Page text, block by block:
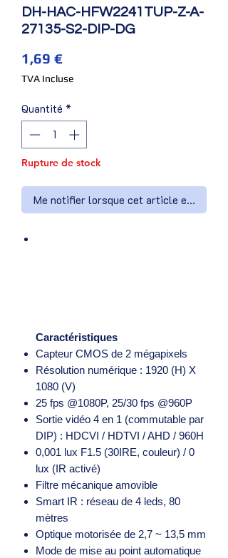
DH-HAC-HFW2241TUP-Z-A-
27135-S2-DIP-DG
1,69 €Prix
TVA Incluse
Quantité *
Rupture de stock
Me notifier lorsque cet article est
Caractéristiques
Capteur CMOS de 2 mégapixels
Résolution numérique : 1920 (H) X
1080 (V)
25 fps @1080P, 25/30 fps @960P
Sortie vidéo 4 en 1 (commutable par
DIP) : HDCVI / HDTVI / AHD / 960H
0,001 lux F1.5 (30IRE, couleur) / 0
lux (IR activé)
Filtre mécanique amovible
Smart IR : réseau de 4 leds, 80
mètres
Optique motorisée de 2,7 ~ 13,5 mm
Mode de mise au point automatique